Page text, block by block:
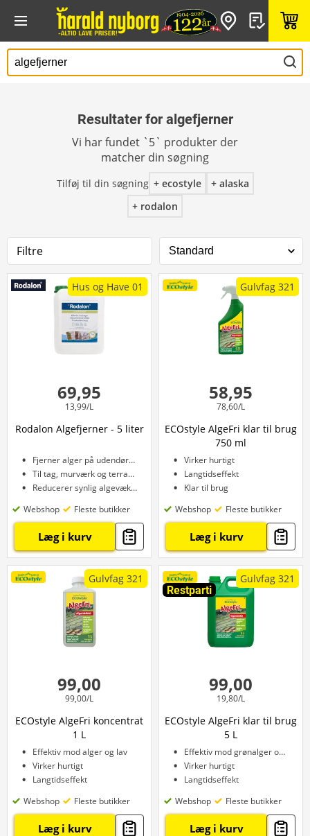
Resultater for algefjerner
Vi har fundet `5` produkter der
matcher din søgning
Tilføj til din søgning + ecostyle + alaska
+ rodalon
Filtre
Hus og Have 01
69,95
13,99/L
Rodalon Algefjerner - 5 liter
Fjerner alger på udendørs flader
Til tag, murværk og terrasser
Reducerer synlig algevækst
Webshop
Fleste butikker
Læg i kurv
Gulvfag 321
58,95
78,60/L
ECOstyle AlgeFri klar til brug
750 ml
Virker hurtigt
Langtidseffekt
Klar til brug
Webshop
Fleste butikker
Læg i kurv
Gulvfag 321
99,00
99,00/L
ECOstyle AlgeFri koncentrat
1 L
Effektiv mod alger og lav
Virker hurtigt
Langtidseffekt
Webshop
Fleste butikker
Læg i kurv
Restparti
Gulvfag 321
99,00
19,80/L
ECOstyle AlgeFri klar til brug
5 L
Effektiv mod grønalger og lav
Virker hurtigt
Langtidseffekt
Webshop
Fleste butikker
Læg i kurv